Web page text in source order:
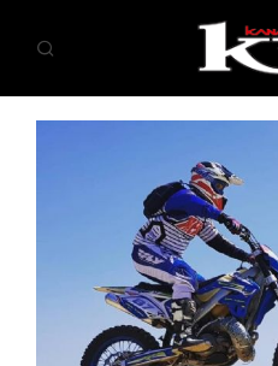
ANASAYFA
EKONOMİ
GÜNDEM
SAĞLIK